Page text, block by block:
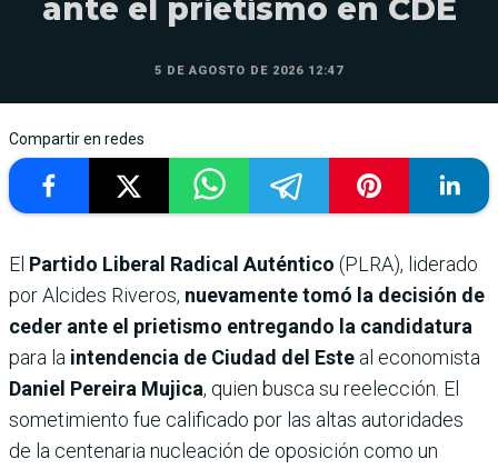
ante el prietismo en CDE
5 DE AGOSTO DE 2026 12:47
Compartir en redes
El Partido Liberal Radical Auténtico (PLRA), liderado
por Alcides Riveros, nuevamente tomó la decisión de
ceder ante el prietismo entregando la candidatura
para la intendencia de Ciudad del Este al economista
Daniel Pereira Mujica, quien busca su reelección. El
sometimiento fue calificado por las altas autoridades
de la centenaria nucleación de oposición como un